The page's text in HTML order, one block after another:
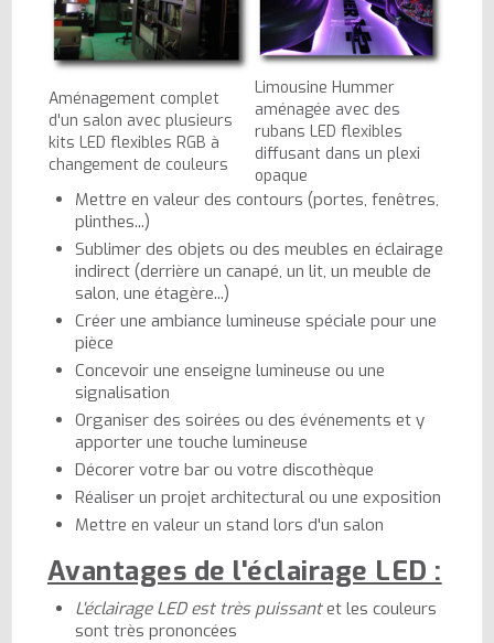
Aménagement complet
d'un salon avec plusieurs
kits LED flexibles RGB à
changement de couleurs
Limousine Hummer
aménagée avec des
rubans LED flexibles
diffusant dans un plexi
opaque
Mettre en valeur des contours (portes, fenêtres,
plinthes...)
Sublimer des objets ou des meubles en éclairage
indirect (derrière un canapé, un lit, un meuble de
salon, une étagère...)
Créer une ambiance lumineuse spéciale pour une
pièce
Concevoir une enseigne lumineuse ou une
signalisation
Organiser des soirées ou des événements et y
apporter une touche lumineuse
Décorer votre bar ou votre discothèque
Réaliser un projet architectural ou une exposition
Mettre en valeur un stand lors d'un salon
Avantages de l'éclairage LED :
L'éclairage LED est très puissantet les couleurs
sont très prononcées